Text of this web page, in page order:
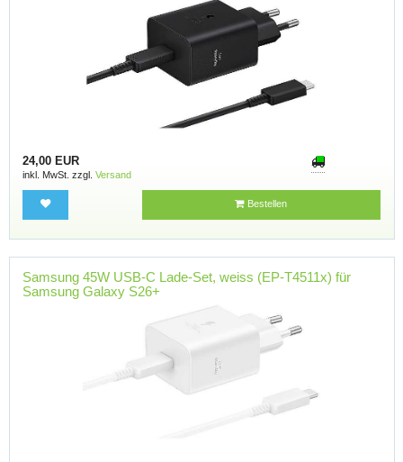
24,00 EUR
inkl. MwSt. zzgl. Versand
Bestellen
Samsung 45W USB-C Lade-Set, weiss (EP-T4511x) für
Samsung Galaxy S26+